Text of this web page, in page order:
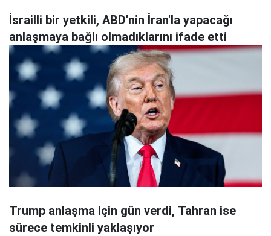
İsrailli bir yetkili, ABD'nin İran'la yapacağı
anlaşmaya bağlı olmadıklarını ifade etti
Trump anlaşma için gün verdi, Tahran ise
sürece temkinli yaklaşıyor